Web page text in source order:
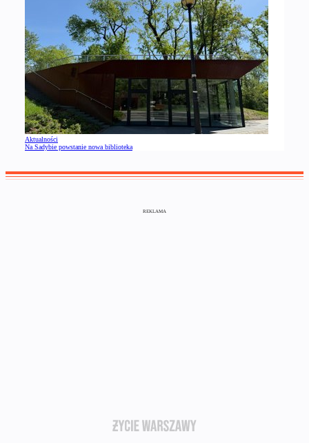
Aktualności
Na Sadybie powstanie nowa biblioteka
REKLAMA